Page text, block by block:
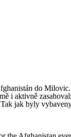
do
i aktivně
jak byly